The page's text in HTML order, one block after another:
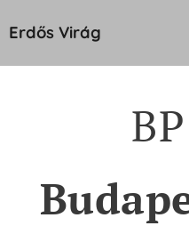
Erdős Virág